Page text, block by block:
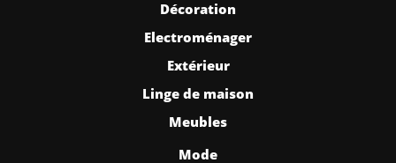
Décoration
Electroménager
Extérieur
Linge de maison
Meubles
Mode